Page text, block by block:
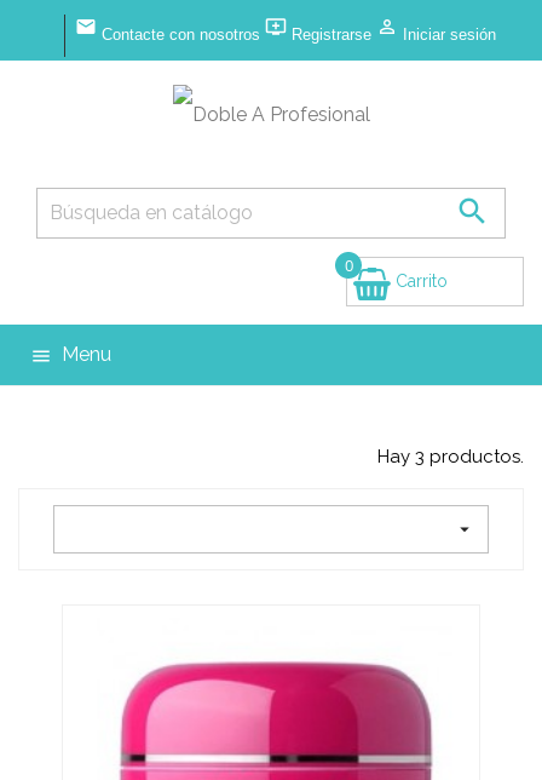
 Contacte con nosotros  Registrarse  Iniciar sesión

Carrito
0
 Menu
Hay 3 productos.
